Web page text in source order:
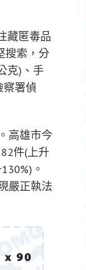
藏匿毒品
搜索，分
克)、手
察署偵
高雄市今
件(上升
。
嚴正執法